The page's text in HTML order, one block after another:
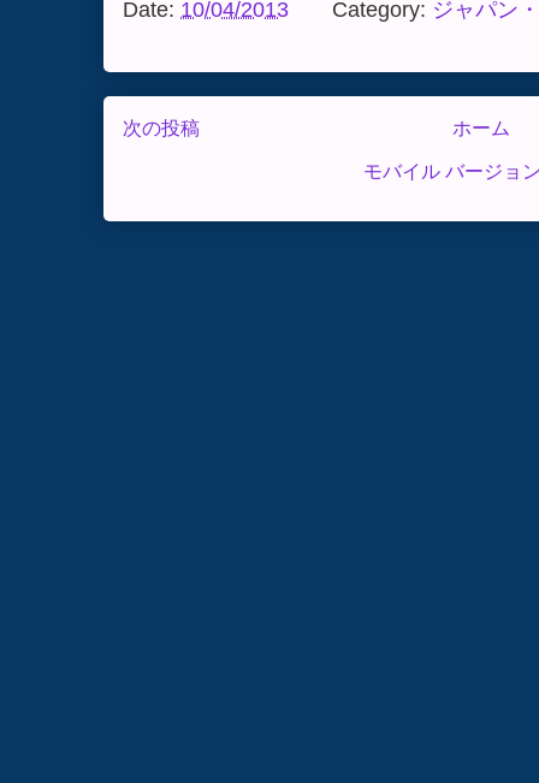
Date: 10/04/2013 Category: ジャパン
次の投稿 ホーム
モバイル バージョ